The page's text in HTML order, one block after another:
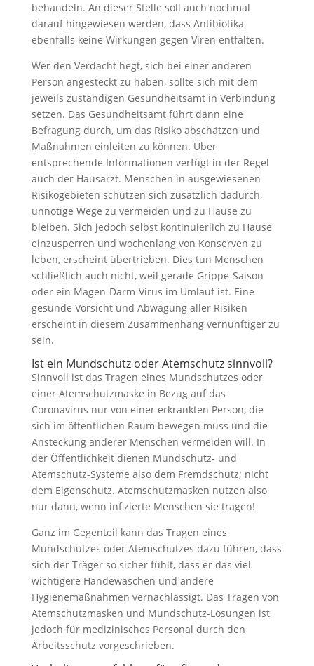
behandeln. An dieser Stelle soll auch nochmal
darauf hingewiesen werden, dass Antibiotika
ebenfalls keine Wirkungen gegen Viren entfalten.
Wer den Verdacht hegt, sich bei einer anderen
Person angesteckt zu haben, sollte sich mit dem
jeweils zuständigen Gesundheitsamt in Verbindung
setzen. Das Gesundheitsamt führt dann eine
Befragung durch, um das Risiko abschätzen und
Maßnahmen einleiten zu können. Über
entsprechende Informationen verfügt in der Regel
auch der Hausarzt. Menschen in ausgewiesenen
Risikogebieten schützen sich zusätzlich dadurch,
unnötige Wege zu vermeiden und zu Hause zu
bleiben. Sich jedoch selbst kontinuierlich zu Hause
einzusperren und wochenlang von Konserven zu
leben, erscheint übertrieben. Dies tun Menschen
schließlich auch nicht, weil gerade Grippe-Saison
oder ein Magen-Darm-Virus im Umlauf ist. Eine
gesunde Vorsicht und Abwägung aller Risiken
erscheint in diesem Zusammenhang vernünftiger zu
sein.
Ist ein Mundschutz oder Atemschutz sinnvoll?
Sinnvoll ist das Tragen eines Mundschutzes oder
einer Atemschutzmaske in Bezug auf das
Coronavirus nur von einer erkrankten Person, die
sich im öffentlichen Raum bewegen muss und die
Ansteckung anderer Menschen vermeiden will. In
der Öffentlichkeit dienen Mundschutz- und
Atemschutz-Systeme also dem Fremdschutz; nicht
dem Eigenschutz. Atemschutzmasken nutzen also
nur dann, wenn infizierte Menschen sie tragen!
Ganz im Gegenteil kann das Tragen eines
Mundschutzes oder Atemschutzes dazu führen, dass
sich der Träger so sicher fühlt, dass er das viel
wichtigere Händewaschen und andere
Hygienemaßnahmen vernachlässigt. Das Tragen von
Atemschutzmasken und Mundschutz-Lösungen ist
jedoch für medizinisches Personal durch den
Arbeitsschutz vorgeschrieben.